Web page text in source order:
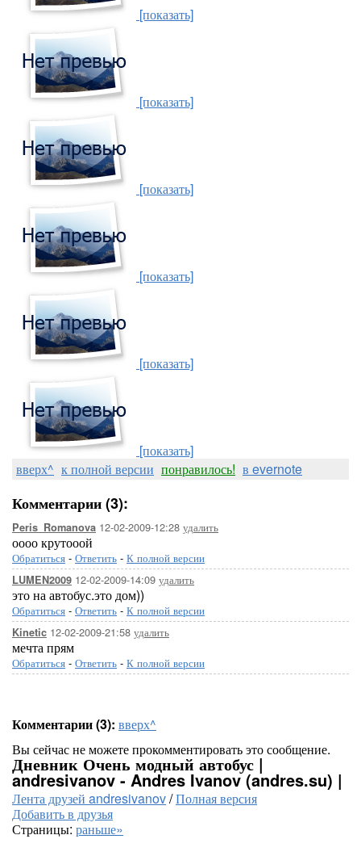
[показать]
[показать]
[показать]
[показать]
[показать]
[показать]
вверх^ к полной версии понравилось! в evernote
Комментарии (3):
Peris_Romanova 12-02-2009-12:28 удалить
оооо крутооой
Обратиться - Ответить - К полной версии
LUMEN2009 12-02-2009-14:09 удалить
это на автобус.это дом))
Обратиться - Ответить - К полной версии
Kinetic 12-02-2009-21:58 удалить
мечта прям
Обратиться - Ответить - К полной версии
Комментарии (3): вверх^
Вы сейчас не можете прокомментировать это сообщение.
Дневник Очень модный автобус |
andresivanov - Andres Ivanov (andres.su) |
Лента друзей andresivanov/Полная версия
Добавить в друзья
Страницы: раньше»